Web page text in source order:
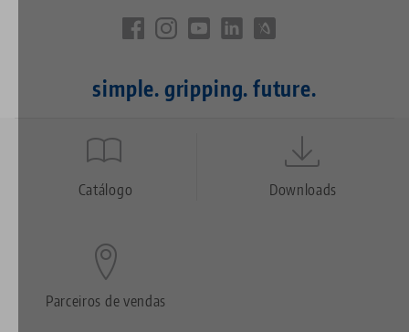
simple. gripping. future.
Quicklinks
FooterCatálogo Downloads
Parceiros de vendas